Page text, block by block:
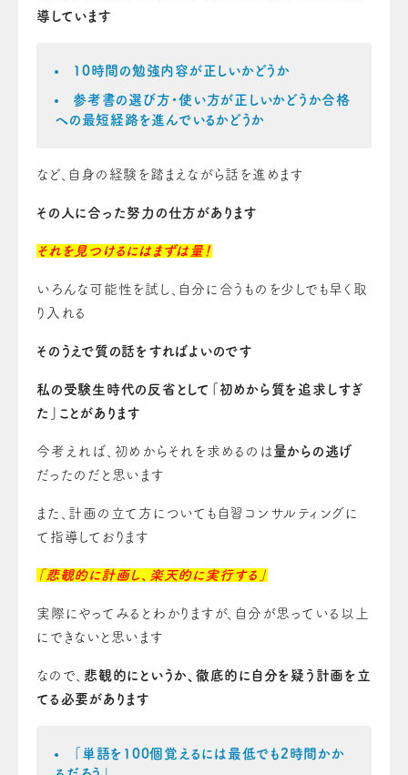
導しています
10時間の勉強内容が正しいかどうか
参考書の選び方・使い方が正しいかどうか合格
への最短経路を進んでいるかどうか
など、自身の経験を踏まえながら話を進めます
その人に合った努力の仕方があります
それを見つけるにはまずは量！
いろんな可能性を試し、自分に合うものを少しでも早く取
り入れる
そのうえで質の話をすればよいのです
私の受験生時代の反省として「初めから質を追求しすぎ
た」ことがあります
今考えれば、初めからそれを求めるのは 量からの逃げ
だったのだと思います
また、計画の立て方についても自習コンサルティングに
て指導しております
「悲観的に計画し、楽天的に実行する」
実際にやってみるとわかりますが、自分が思っている以上
にできないと思います
なので、 悲観的にというか、徹底的に自分を疑う計画を立
てる必要があります
「単語を100個覚えるには最低でも2時間かか